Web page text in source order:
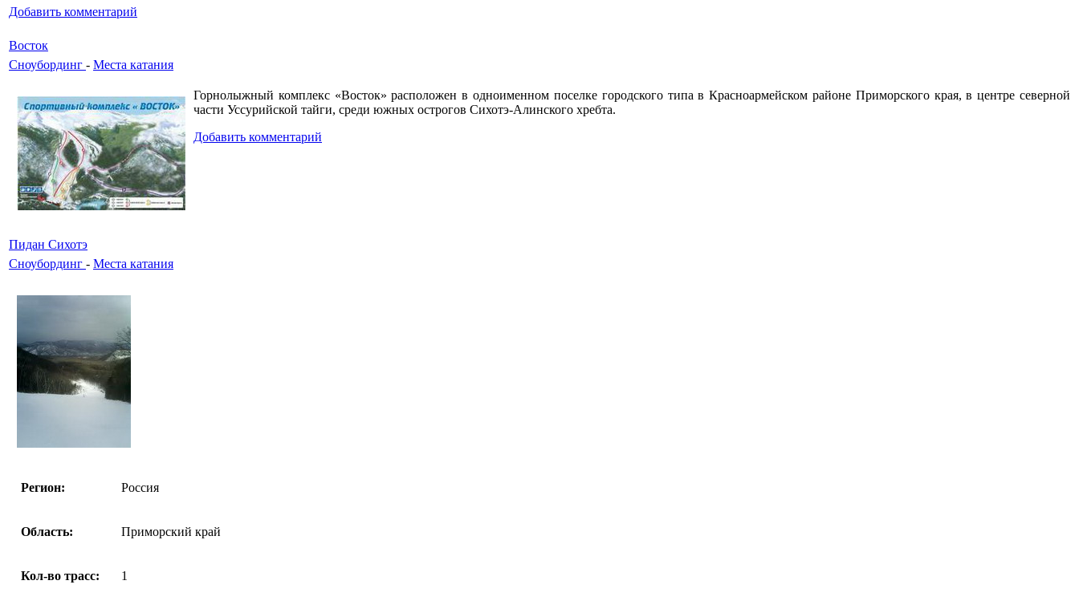
Добавить комментарий
Восток
Сноубординг - Места катания
Горнолыжный комплекс «Восток» расположен в одноименном поселке городского типа в Красноармейском районе Приморского края, в центре северной
части Уссурийской тайги, среди южных острогов Сихотэ-Алинского хребта.
Добавить комментарий
Пидан Сихотэ
Сноубординг - Места катания
Регион: Россия
Область: Приморский край
Кол-во трасс: 1